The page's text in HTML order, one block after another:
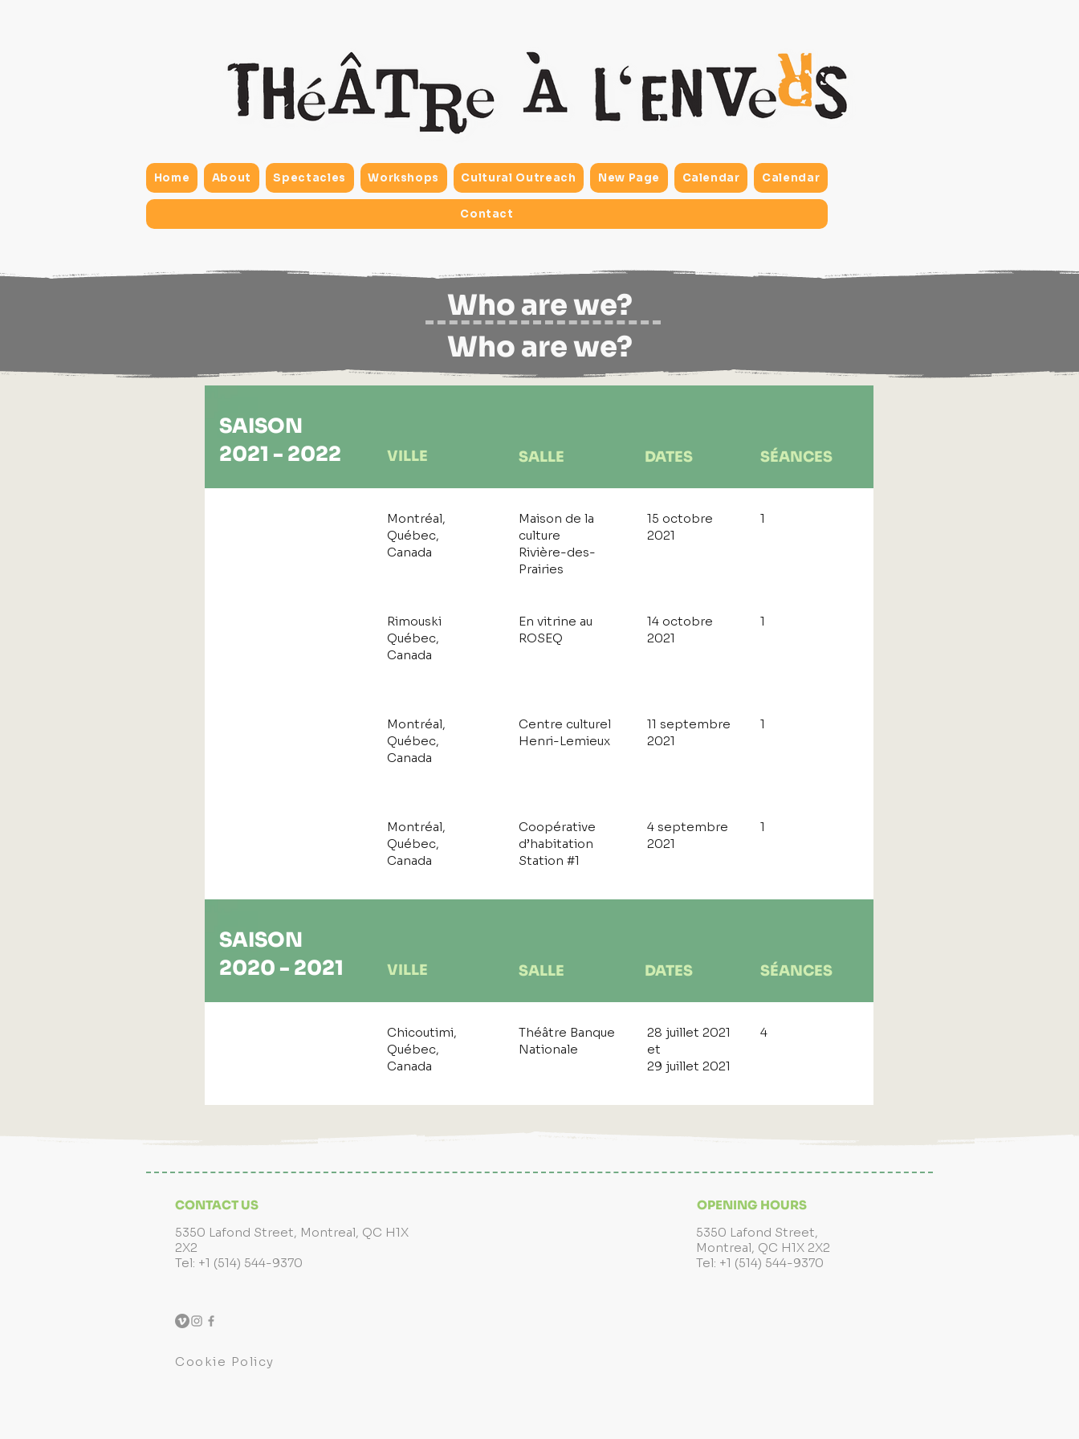
Home About Spectacles Workshops Cultural Outreach New Page Calendar Calendar
Contact
Who are we?
Who are we?
DATES
SALLE
VILLE
SAISON
2021 - 2022
SÉANCES
Montréal,
Québec,
Canada
Maison de la
culture
Rivière-des-
Prairies
15 octobre
2021
1
Rimouski
Québec,
Canada
En vitrine au
ROSEQ
14 octobre
2021
1
Montréal,
Québec,
Canada
Centre culturel
Henri-Lemieux
11 septembre
2021
1
Montréal,
Québec,
Canada
Coopérative
d’habitation
Station #1
4 septembre
2021
1
DATES
SALLE
VILLE
SAISON
2020 - 2021
SÉANCES
Chicoutimi,
Québec,
Canada
Théâtre Banque
Nationale
28 juillet 2021
et
29 juillet 2021
4
CONTACT US
5350 Lafond Street, Montreal, QC H1X
2X2
Tel: +1 (514) 544-9370
OPENING HOURS
5350 Lafond Street,
Montreal, QC H1X 2X2
Tel: +1 (514) 544-9370
Cookie Policy